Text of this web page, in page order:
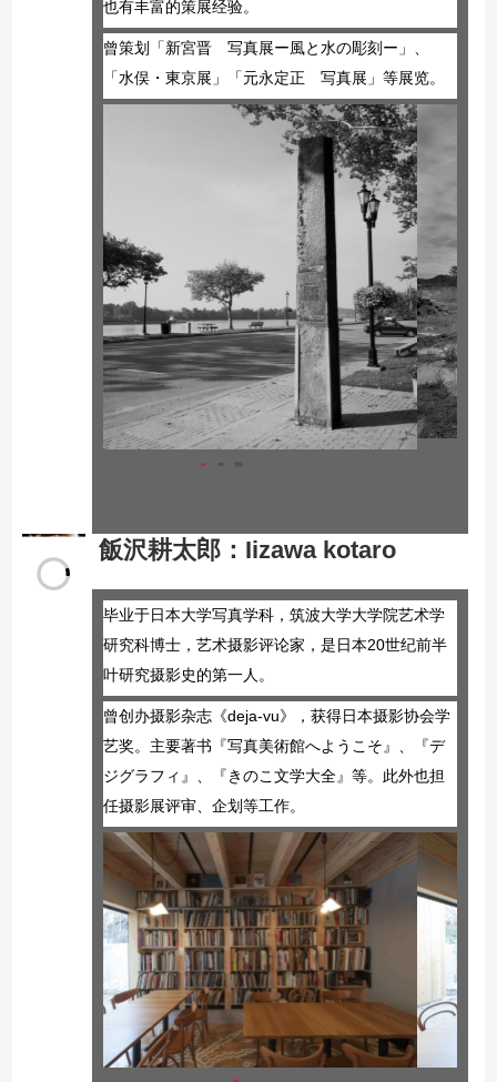
也有丰富的策展经验。
曾策划「新宮晋　写真展ー風と水の彫刻ー」、
「水俣・東京展」「元永定正　写真展」等展览。
飯沢耕太郎：Iizawa kotaro
毕业于日本大学写真学科，筑波大学大学院艺术学
研究科博士，艺术摄影评论家，是日本20世纪前半
叶研究摄影史的第一人。
曾创办摄影杂志《deja-vu》，获得日本摄影协会学
艺奖。主要著书『写真美術館へようこそ』、『デ
ジグラフィ』、『きのこ文学大全』等。此外也担
任摄影展评审、企划等工作。